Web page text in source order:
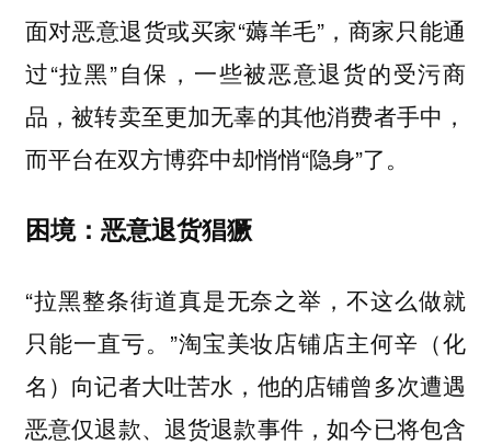
面对恶意退货或买家“薅羊毛”，商家只能通
过“拉黑”自保，一些被恶意退货的受污商
品，被转卖至更加无辜的其他消费者手中，
而平台在双方博弈中却悄悄“隐身”了。
困境：恶意退货猖獗
“拉黑整条街道真是无奈之举，不这么做就
只能一直亏。”淘宝美妆店铺店主何辛（化
名）向记者大吐苦水，他的店铺曾多次遭遇
恶意仅退款、退货退款事件，如今已将包含